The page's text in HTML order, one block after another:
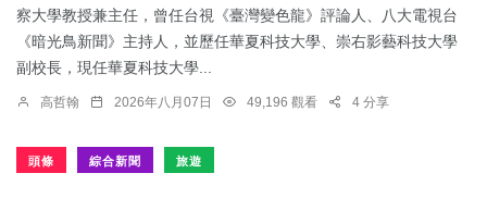
察大學教授兼主任，曾任台視《臺灣變色龍》評論人、八大電視台
《暗光鳥新聞》主持人，並歷任華夏科技大學、崇右影藝科技大學
副校長，現任華夏科技大學...
高哲翰 2026年八月07日 49,196 觀看 4 分享
頭條 綜合新聞 旅遊